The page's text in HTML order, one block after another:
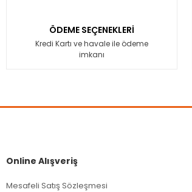
ÖDEME SEÇENEKLERİ
Kredi Kartı ve havale ile ödeme
imkanı
Online Alışveriş
Mesafeli Satış Sözleşmesi